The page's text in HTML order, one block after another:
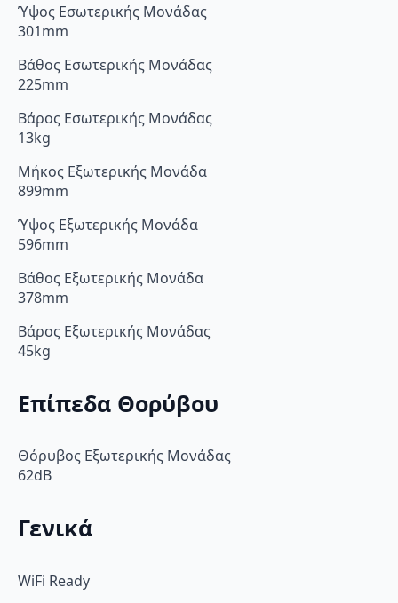
Ύψος Εσωτερικής Μονάδας
301mm
Βάθος Εσωτερικής Μονάδας
225mm
Βάρος Εσωτερικής Μονάδας
13kg
Μήκος Εξωτερικής Μονάδα
899mm
Ύψος Εξωτερικής Μονάδα
596mm
Βάθος Εξωτερικής Μονάδα
378mm
Βάρος Εξωτερικής Μονάδας
45kg
Επίπεδα Θορύβου
Θόρυβος Εξωτερικής Μονάδας
62dB
Γενικά
WiFi Ready